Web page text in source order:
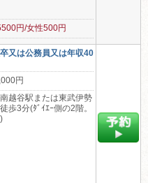
円/女性500円
又は公務員又は年収40
円
越谷駅または東武伊勢
歩3分(ﾀﾞｲｴｰ側の2階。